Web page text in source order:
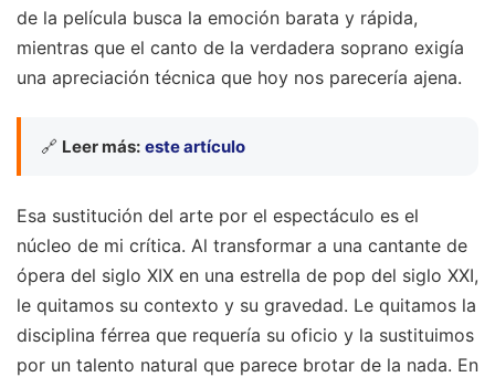
de la película busca la emoción barata y rápida,
mientras que el canto de la verdadera soprano exigía
una apreciación técnica que hoy nos parecería ajena.
🔗 Leer más: este artículo
Esa sustitución del arte por el espectáculo es el
núcleo de mi crítica. Al transformar a una cantante de
ópera del siglo XIX en una estrella de pop del siglo XXI,
le quitamos su contexto y su gravedad. Le quitamos la
disciplina férrea que requería su oficio y la sustituimos
por un talento natural que parece brotar de la nada. En